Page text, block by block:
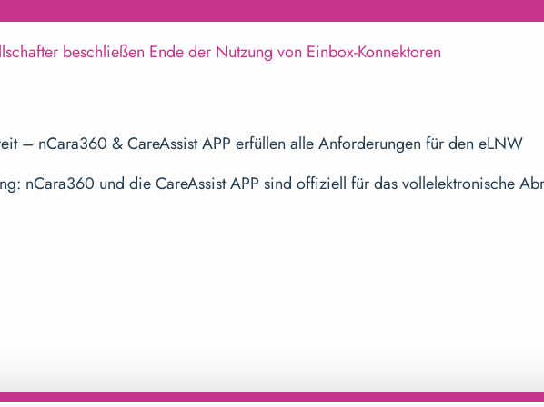
beschließen Ende der Nutzung von Einbox-Konnektoren
– nCara360 & CareAssist APP erfüllen alle Anforderungen für den eLNW
nCara360 und die CareAssist APP sind offiziell für das vollelektronische